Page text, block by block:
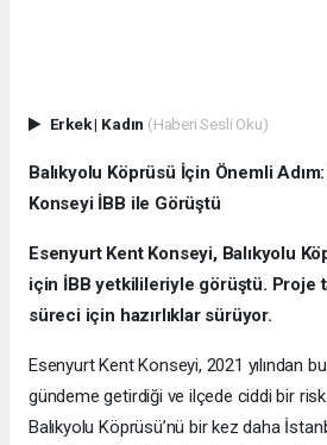
Erkek| Kadın (Haberi Sesli Oku)
Balıkyolu Köprüsü İçin Önemli
Konseyi İBB ile Görüştü
Esenyurt Kent Konseyi, Balıkyolu
için İBB yetkilileriyle görüştü. Proje
süreci için hazırlıklar sürüyor.
Esenyurt Kent Konseyi, 2021 yılından
gündeme getirdiği ve ilçede ciddi bir
Balıkyolu Köprüsü’nü bir kez daha